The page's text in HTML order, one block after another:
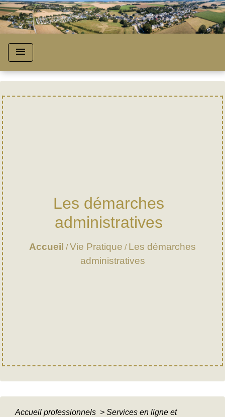
menu
Les démarches
administratives
Accueil /Vie Pratique / Les démarches
administratives
Accueil professionnels > Services en ligne et